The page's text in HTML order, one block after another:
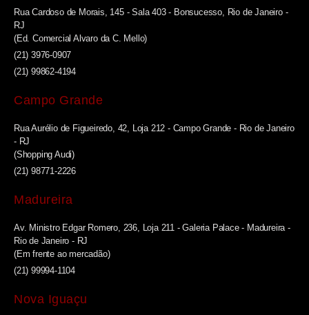
Rua Cardoso de Morais, 145 - Sala 403 - Bonsucesso, Rio de Janeiro -
RJ
(Ed. Comercial Alvaro da C. Mello)
(21) 3976-0907
(21) 99862-4194
Campo Grande
Rua Aurélio de Figueiredo, 42, Loja 212 - Campo Grande - Rio de Janeiro
- RJ
(Shopping Audi)
(21) 98771-2226
Madureira
Av. Ministro Edgar Romero, 236, Loja 211 - Galeria Palace - Madureira -
Rio de Janeiro - RJ
(Em frente ao mercadão)
(21) 99994-1104
Nova Iguaçu